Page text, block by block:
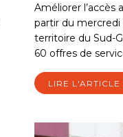
Améliorer l’accès
partir du mercredi
territoire du Sud-
60 offres de
LIRE L'ARTICLE